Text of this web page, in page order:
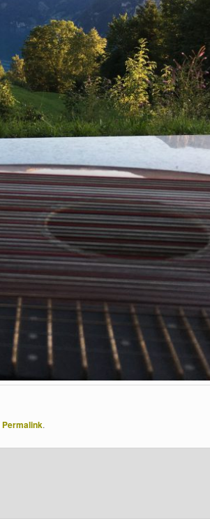
Permalink.